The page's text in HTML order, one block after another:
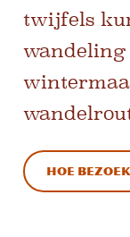
twijfels
wandeling
Hoe